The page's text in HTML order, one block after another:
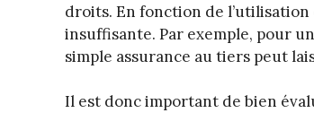
droits. En fonction de
insuffisante. Par exemple, pour
simple assurance au tiers peut
Il est donc important de bien